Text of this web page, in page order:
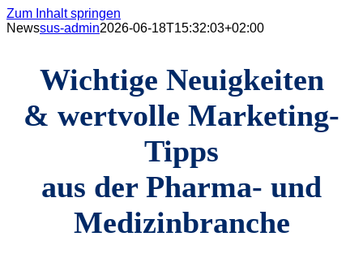
Zum Inhalt springen
Newssus-admin2026-06-18T15:32:03+02:00
Wichtige Neuigkeiten
& wertvolle Marketing-
Tipps
aus der Pharma- und
Medizinbranche